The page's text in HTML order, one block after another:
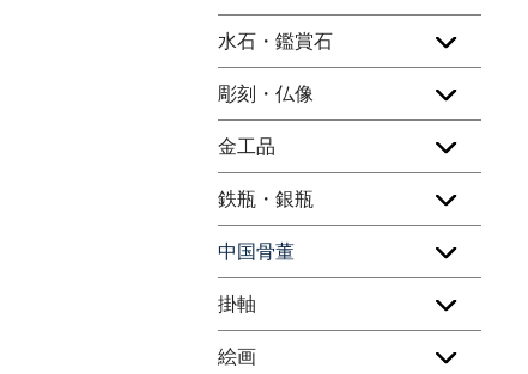
水石・鑑賞石
彫刻・仏像
金工品
鉄瓶・銀瓶
中国骨董
掛軸
絵画